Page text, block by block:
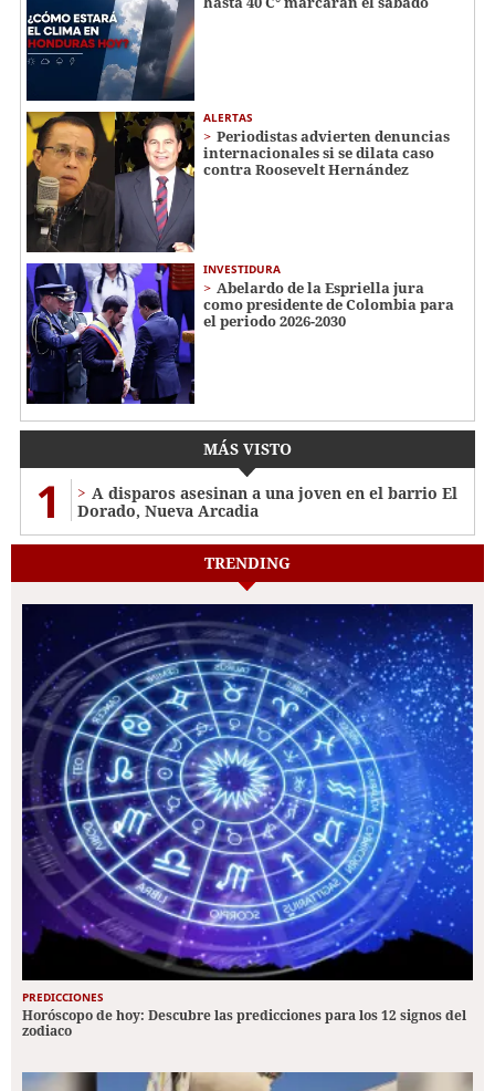
ALERTAS
Periodistas advierten denuncias
internacionales si se dilata caso
contra Roosevelt Hernández
INVESTIDURA
Abelardo de la Espriella jura
como presidente de Colombia para
el periodo 2026-2030
MÁS VISTO
1
A disparos asesinan a una joven en el barrio El
Dorado, Nueva Arcadia
TRENDING
PREDICCIONES
Horóscopo de hoy: Descubre las predicciones para los 12 signos del
zodiaco